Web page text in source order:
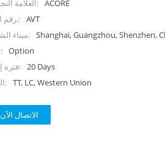
العلامة التجارية: ACORE
رقم البند.: AVT
ميناء الشحن: Shanghai, Guangzhou, Shenzhen,
لون: Option
فترة إنتاج: 20 Days
الدفع: TT, LC, Western Union
الاتصال الآن